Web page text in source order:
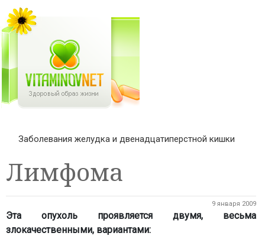
Заболевания желудка и двенадцатиперстной кишки
Лимфома
9 января 2009
Эта опухоль проявляется двумя, весьма
злокачественными, вариантами: